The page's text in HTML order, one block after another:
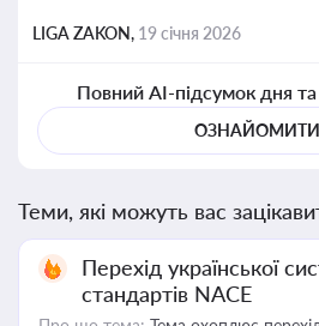
LIGA ZAKON, 19 січня 2026
Повний AI-підсумок дня
Теми, які можуть вас
Перехід української
стандартів NACE